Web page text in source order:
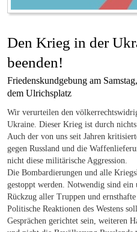
Den Krieg in der
beenden!
Friedenskundgebung am
dem Ulrichsplatz
Wir verurteilen den
Ukraine. Dieser Krieg ist durch nichts
Auch der von uns seit Jahren
gegen Russland und die
nicht diese militärische Aggression.
Die Bombardierungen und alle
gestoppt werden. Notwendig sind ein
Rückzug aller Truppen und ernsthafte
Politische Reaktionen des Westens
Gesprächen gerichtet sein, weiteren